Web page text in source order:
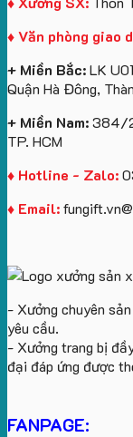
♦ Văn phòng giao
+ Miền Bắc:LK
Quận Hà Đông,
+ Miền Nam:384/
TP. HCM
♦ Hotline - Zalo:
♦ Email:
- Xưởng chuyên
yêu cầu.
- Xưởng trang bị
đại đáp ứng được
FANPAGE: